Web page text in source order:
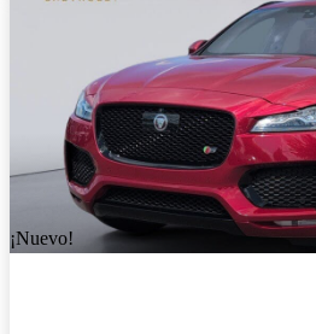
¡Nuevo!